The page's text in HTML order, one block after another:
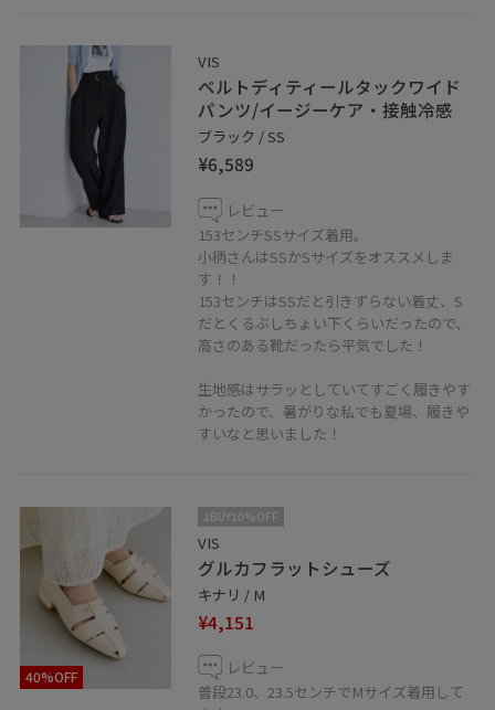
VIS
ベルトディティールタックワイド
パンツ/イージーケア・接触冷感
ブラック / SS
¥6,589
レビュー
153センチSSサイズ着用。
小柄さんはSSかSサイズをオススメしま
す！！
153センチはSSだと引きずらない着丈、S
だとくるぶしちょい下くらいだったので、
高さのある靴だったら平気でした！
生地感はサラッとしていてすごく履きやす
かったので、暑がりな私でも夏場、履きや
すいなと思いました！
40%OFF
2BUY10%OFF
VIS
グルカフラットシューズ
キナリ / M
¥4,151
レビュー
普段23.0、23.5センチでMサイズ着用して